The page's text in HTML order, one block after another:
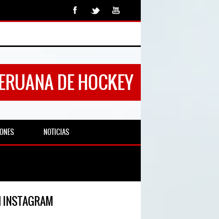
DE HOCKEY
NOTICIAS
INSTAGRAM